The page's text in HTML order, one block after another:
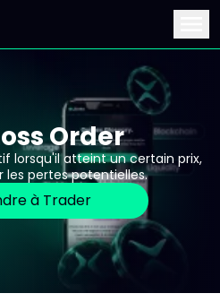
dessus, vous serez
Order
lorsqu'il atteint un certain prix,
les pertes potentielles.
à Trader